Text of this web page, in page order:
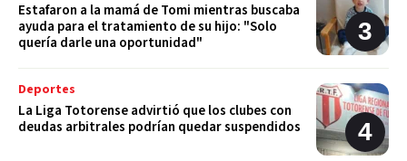
Estafaron a la mamá de Tomi mientras buscaba
ayuda para el tratamiento de su hijo: "Solo
quería darle una oportunidad"
Deportes
La Liga Totorense advirtió que los clubes con
deudas arbitrales podrían quedar suspendidos